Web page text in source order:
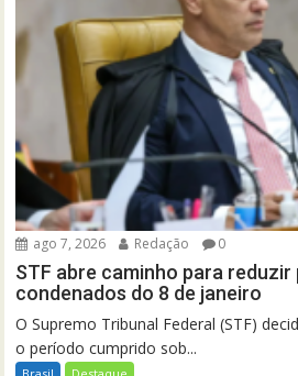
ago 7, 2026 Redação 0
STF abre caminho para reduzir
condenados do 8 de janeiro
O Supremo Tribunal Federal (STF)
o período cumprido sob...